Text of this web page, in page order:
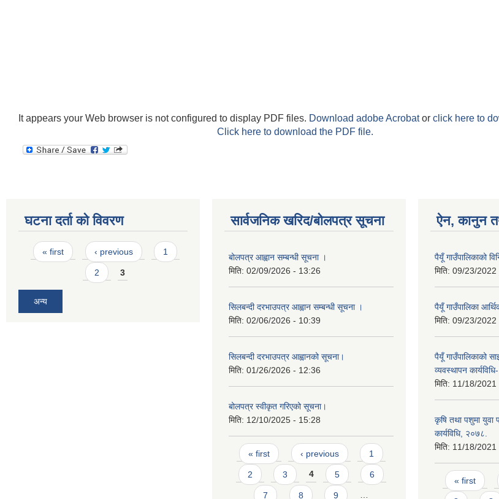
It appears your Web browser is not configured to display PDF files. Download adobe Acrobator click here to
Click here to download the PDF file.
घटना दर्ता को विवरण
Pages
« first ‹ previous 1
2 3
अन्य
सार्वजनिक खरिद/बोलपत्र सूचना
बोलपत्र आह्वान सम्बन्धी सूचना ।
मिति: 02/09/2026 - 13:26
सिलबन्दी दरभाउपत्र आह्वान सम्बन्धी सूचना ।
मिति: 02/06/2026 - 10:39
सिलबन्दी दरभाउपत्र आह्वानको सूचना।
मिति: 01/26/2026 - 12:36
बोलपत्र स्वीकृत गरिएको सूचना।
मिति: 12/10/2025 - 15:28
Pages
« first ‹ previous 1
2 3 4 5 6
7 8 9 …
ऐन, कानुन
पैयूँ गाउँपालिकाको
मिति: 09/23/2022
पैयूँ गाउँपालिका
मिति: 09/23/2022
पैयूँ गाउँपालिकाको
व्यवस्थापन
मिति: 11/18/2021
कृषि तथा पशुमा युवा
कार्यविधि, २०७८.
मिति: 11/18/2021
Pages
« first